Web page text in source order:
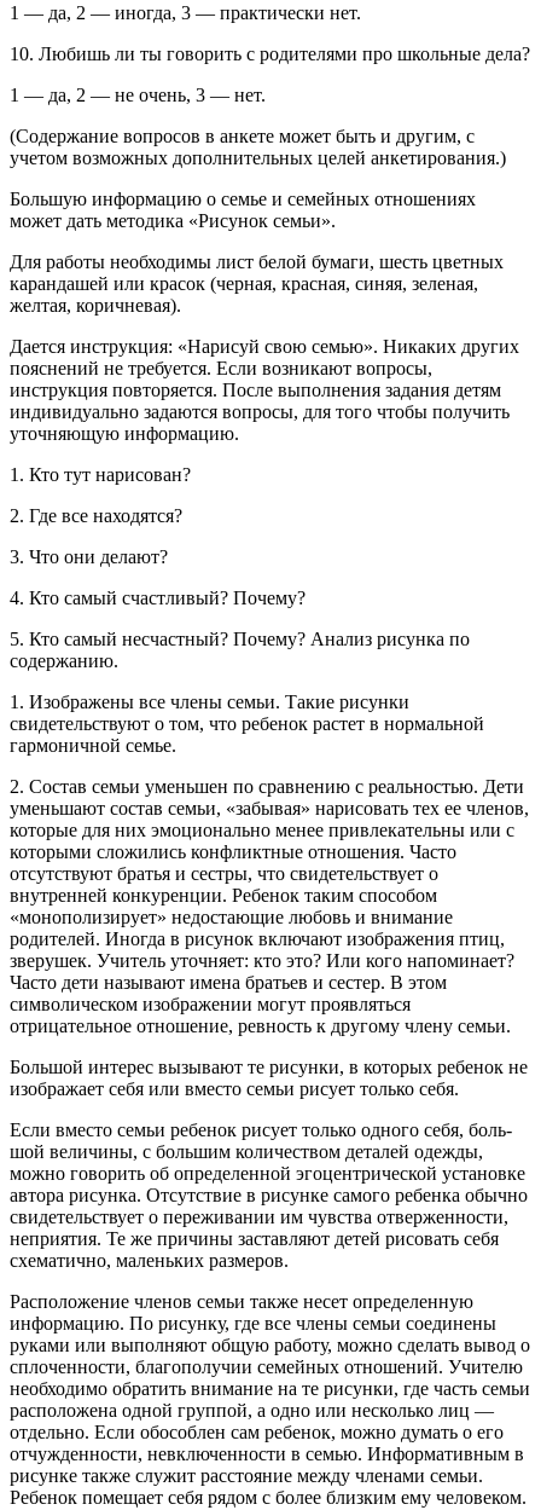
1 — да, 2 — иногда, 3 — практически нет.
10. Любишь ли ты говорить с родителями про школьные дела?
1 — да, 2 — не очень, 3 — нет.
(Содержание вопросов в анкете может быть и другим, с
учетом возможных дополнительных целей анкетирования.)
Большую информацию о семье и семейных отношениях
может дать методика «Рисунок семьи».
Для работы необходимы лист белой бумаги, шесть цветных
ка­рандашей или красок (черная, красная, синяя, зеленая,
желтая, коричневая).
Дается инструкция: «Нарисуй свою семью». Никаких других
пояснений не требуется. Если возникают вопросы,
инструкция повторяется. После выполнения задания детям
индивидуально зада­ются вопросы, для того чтобы получить
уточняющую информацию.
1. Кто тут нарисован?
2. Где все находятся?
3. Что они делают?
4. Кто самый счастливый? Почему?
5. Кто самый несчастный? Почему? Анализ рисунка по
содержанию.
1. Изображены все члены семьи. Такие рисунки
свидетельству­ют о том, что ребенок растет в нормальной
гармоничной семье.
2. Состав семьи уменьшен по сравнению с реальностью. Дети
уменьшают состав семьи, «забывая» нарисовать тех ее членов,
ко­торые для них эмоционально менее привлекательны или с
кото­рыми сложились конфликтные отношения. Часто
отсутствуют бра­тья и сестры, что свидетельствует о
внутренней конкуренции. Ре­бенок таким способом
«монополизирует» недостающие любовь и внимание
родителей. Иногда в рисунок включают изображения птиц,
зверушек. Учитель уточняет: кто это? Или кого напоминает?
Часто дети называют имена братьев и сестер. В этом
символичес­ком изображении могут проявляться
отрицательное отношение, ревность к другому члену семьи.
Большой интерес вызывают те рисунки, в которых ребенок не
изображает себя или вместо семьи рисует только себя.
Если вместо семьи ребенок рисует только одного себя, боль­
шой величины, с большим количеством деталей одежды,
можно говорить об определенной эгоцентрической установке
автора ри­сунка. Отсутствие в рисунке самого ребенка обычно
свидетель­ствует о переживании им чувства отверженности,
неприятия. Те же причины заставляют детей рисовать себя
схематично, малень­ких размеров.
Расположение членов семьи также несет определенную
инфор­мацию. По рисунку, где все члены семьи соединены
руками или выполняют общую работу, можно сделать вывод о
сплоченности, благополучии семейных отношений. Учителю
необходимо обра­тить внимание на те рисунки, где часть семьи
расположена одной группой, а одно или несколько лиц —
отдельно. Если обособлен сам ребенок, можно думать о его
отчужденности, невключенно­сти в семью. Информативным в
рисунке также служит расстояние между членами семьи.
Ребенок помещает себя рядом с более близ­ким ему человеком.